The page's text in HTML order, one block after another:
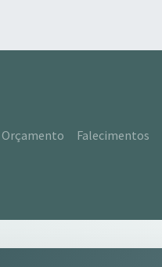
Orçamento Falecimentos